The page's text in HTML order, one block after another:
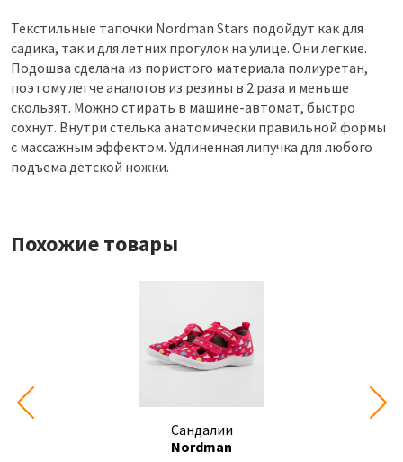
Текстильные тапочки Nordman Stars подойдут как для
садика, так и для летних прогулок на улице. Они легкие.
Подошва сделана из пористого материала полиуретан,
поэтому легче аналогов из резины в 2 раза и меньше
скользят. Можно стирать в машине-автомат, быстро
сохнут. Внутри стелька анатомически правильной формы
c массажным эффектом. Удлиненная липучка для любого
подъема детской ножки.
Похожие товары
Сандалии
Nordman